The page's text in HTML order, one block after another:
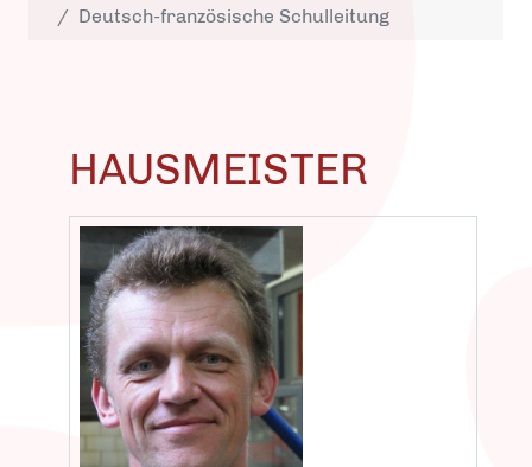
Deutsch-französische Schulleitung
HAUSMEISTER